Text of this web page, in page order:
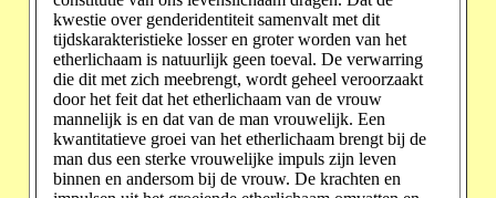
kwestie over genderidentiteit samenvalt met dit
tijdskarakteristieke losser en groter worden van het
etherlichaam is natuurlijk geen toeval. De verwarring
die dit met zich meebrengt, wordt geheel veroorzaakt
door het feit dat het etherlichaam van de vrouw
mannelijk is en dat van de man vrouwelijk. Een
kwantitatieve groei van het etherlichaam brengt bij de
man dus een sterke vrouwelijke impuls zijn leven
binnen en andersom bij de vrouw. De krachten en